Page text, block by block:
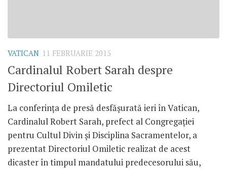
VATICAN 11 FEBRUARIE 2015
Cardinalul Robert Sarah despre
Directoriul Omiletic
La conferinţa de presă desfăşurată ieri în Vatican,
Cardinalul Robert Sarah, prefect al Congregaţiei
pentru Cultul Divin şi Disciplina Sacramentelor, a
prezentat Directoriul Omiletic realizat de acest
dicaster în timpul mandatului predecesorului său,